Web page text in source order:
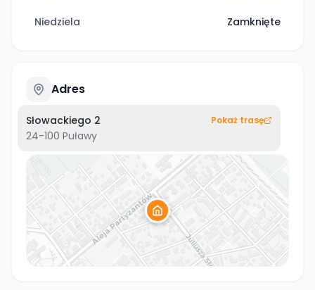
Niedziela Zamknięte
Adres
Słowackiego 2
24-100 Puławy
Pokaż trasę